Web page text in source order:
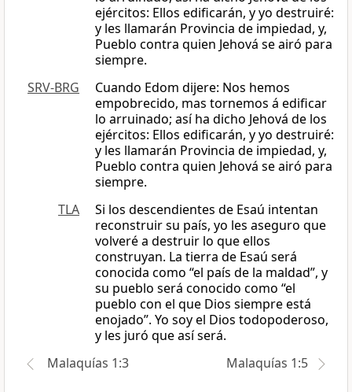
ejércitos: Ellos edificarán, y yo destruiré:
y les llamarán Provincia de impiedad, y,
Pueblo contra quien Jehová se airó para
siempre.
SRV-BRG
Cuando Edom dijere: Nos hemos
empobrecido, mas tornemos á edificar
lo arruinado; así ha dicho Jehová de los
ejércitos: Ellos edificarán, y yo destruiré:
y les llamarán Provincia de impiedad, y,
Pueblo contra quien Jehová se airó para
siempre.
TLA
Si los descendientes de Esaú intentan
reconstruir su país, yo les aseguro que
volveré a destruir lo que ellos
construyan. La tierra de Esaú será
conocida como “el país de la maldad”, y
su pueblo será conocido como “el
pueblo con el que Dios siempre está
enojado”. Yo soy el Dios todopoderoso,
y les juró que así será.
Malaquías 1:3
Malaquías 1:5